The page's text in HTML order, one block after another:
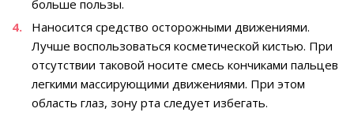
больше пользы.
Наносится средство осторожными движениями.
Лучше воспользоваться косметической кистью. При
отсутствии таковой носите смесь кончиками пальцев
легкими массирующими движениями. При этом
область глаз, зону рта следует избегать.